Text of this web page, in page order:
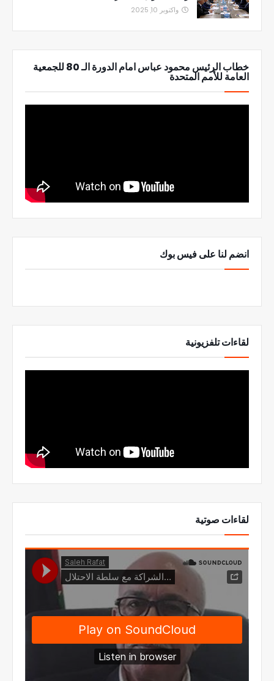
واكتوبر 10, 2025
خطاب الرئيس محمود عباس امام الدورة الـ 80 للجمعية
العامة للأمم المتحدة
انضم لنا على فيس بوك
لقاءات تلفزيونية
لقاءات صوتية